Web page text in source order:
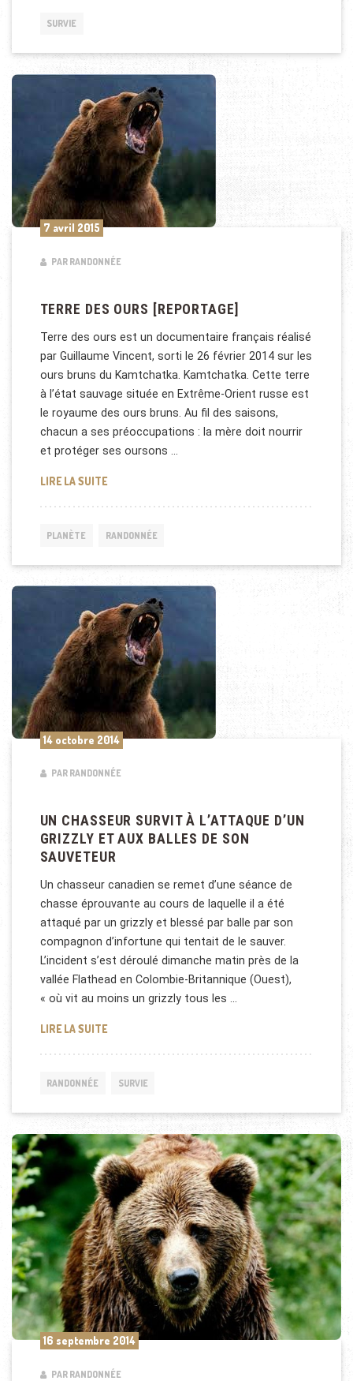
SURVIE
7 avril 2015
PAR RANDONNÉE
TERRE DES OURS [REPORTAGE]
Terre des ours est un documentaire français réalisé
par Guillaume Vincent, sorti le 26 février 2014 sur les
ours bruns du Kamtchatka. Kamtchatka. Cette terre
à l’état sauvage située en Extrême-Orient russe est
le royaume des ours bruns. Au fil des saisons,
chacun a ses préoccupations : la mère doit nourrir
et protéger ses oursons …
LIRE LA SUITETERRE DES OURS [REPORTAGE]
PLANÈTE RANDONNÉE
14 octobre 2014
PAR RANDONNÉE
UN CHASSEUR SURVIT À L’ATTAQUE D’UN
GRIZZLY ET AUX BALLES DE SON
SAUVETEUR
Un chasseur canadien se remet d’une séance de
chasse éprouvante au cours de laquelle il a été
attaqué par un grizzly et blessé par balle par son
compagnon d’infortune qui tentait de le sauver.
L’incident s’est déroulé dimanche matin près de la
vallée Flathead en Colombie-Britannique (Ouest),
« où vit au moins un grizzly tous les …
LIRE LA SUITEUN CHASSEUR SURVIT À L’ATTAQUE D’UN
RANDONNÉE SURVIE
16 septembre 2014
PAR RANDONNÉE